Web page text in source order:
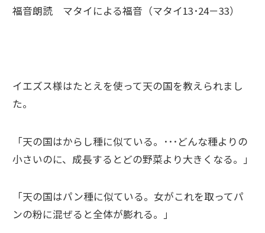
福音朗読 マタイによる福音（マタイ13･24－33）
イエズス様はたとえを使って天の国を教えられまし
た。
「天の国はからし種に似ている。･･･どんな種よりの
小さいのに、成長するとどの野菜より大きくなる。｣
「天の国はパン種に似ている。女がこれを取ってパ
ンの粉に混ぜると全体が膨れる。｣